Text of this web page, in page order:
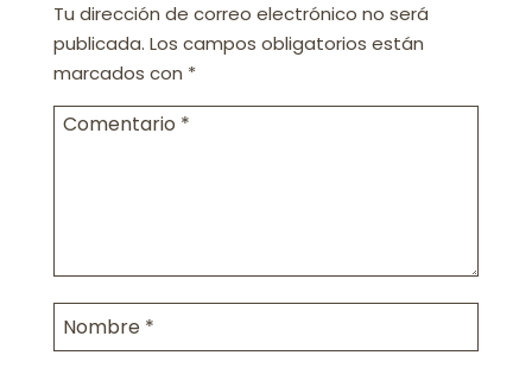
Tu dirección de correo electrónico no será
publicada. Los campos obligatorios están
marcados con *